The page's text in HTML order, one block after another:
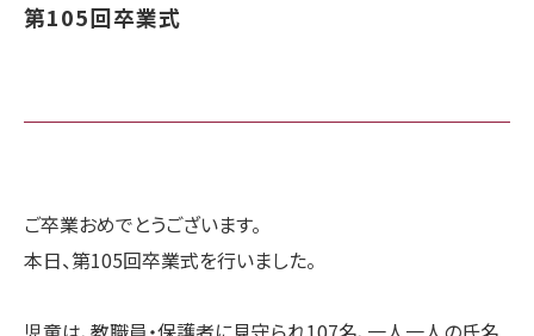
第105回卒業式
ご卒業おめでとうございます。
本日、第105回卒業式を行いました。